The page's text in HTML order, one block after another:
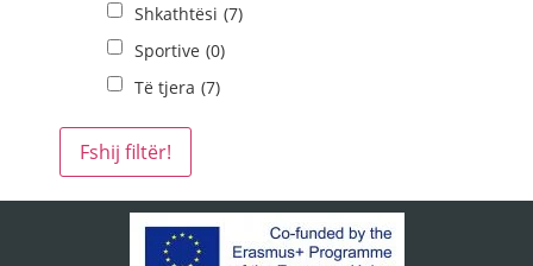
Shkathtësi (7)
Sportive (0)
Të tjera (7)